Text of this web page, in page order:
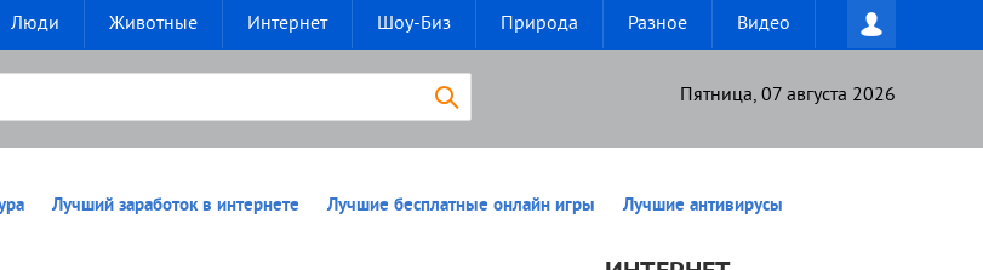
Люди Животные Интернет Шоу-Биз Природа Разное Видео
Пятница, 07 августа 2026
Лучший заработок в интернете Лучшие бесплатные онлайн игры Лучшие антивирусы